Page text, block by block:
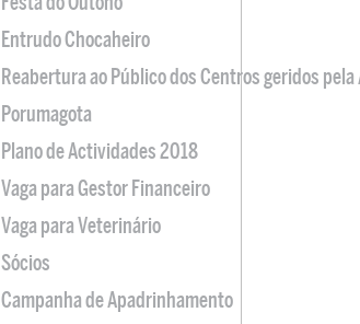
Entrudo Chocaheiro
Reabertura ao Público dos Centros geridos pela
Porumagota
Plano de Actividades 2018
Vaga para Gestor Financeiro
Vaga para Veterinário
Sócios
Campanha de Apadrinhamento